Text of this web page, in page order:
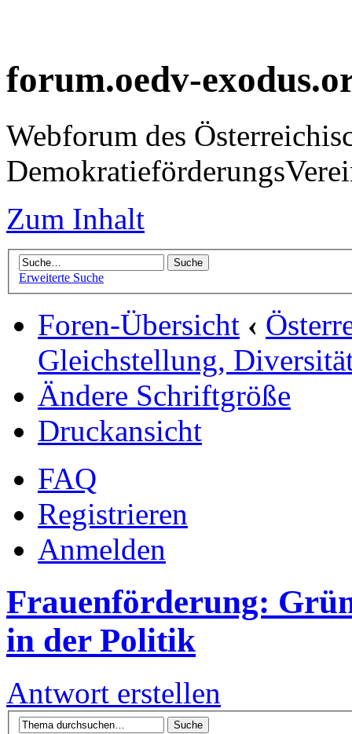
forum.oedv-
Webforum des
Zum Inhalt
Erweiterte Suche
Foren-Übersicht ‹
Gleichstellung,
Ändere Schriftgröße
Druckansicht
FAQ
Registrieren
Anmelden
Frauenförderung:
in der Politik
Antwort erstellen